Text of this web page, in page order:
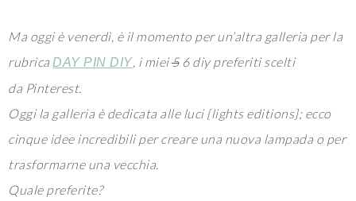
Ma oggi è venerdì, è il momento per un’altra galleria per la
rubrica DAY PIN DIY, i miei56 diy preferiti scelti
da Pinterest.
Oggi la galleria è dedicata alle luci {lights editions}; ecco
cinque idee incredibili per creare una nuova lampada o per
trasformarne una vecchia.
Quale preferite?